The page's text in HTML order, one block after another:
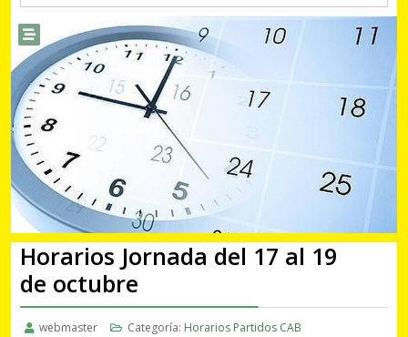
Horarios Jornada del 17 al 19
de octubre
webmaster Categoría: Horarios Partidos CAB